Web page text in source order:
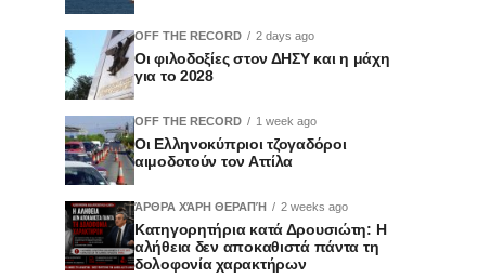
OFF THE RECORD 2 days ago
Οι φιλοδοξίες στον ΔΗΣΥ και η μάχη
για το 2028
OFF THE RECORD 1 week ago
Οι Ελληνοκύπριοι τζογαδόροι
αιμοδοτούν τον Αττίλα
ΆΡΘΡΑ ΧΆΡΗ ΘΕΡΑΠΉ 2 weeks ago
Κατηγορητήρια κατά Δρουσιώτη: Η
αλήθεια δεν αποκαθιστά πάντα τη
δολοφονία χαρακτήρων